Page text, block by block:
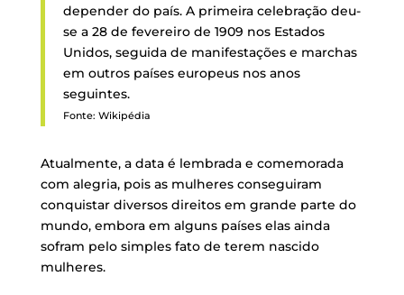
depender do país. A primeira celebração deu-
se a 28 de fevereiro de 1909 nos Estados
Unidos, seguida de manifestações e marchas
em outros países europeus nos anos
seguintes.
Fonte: Wikipédia
Atualmente, a data é lembrada e comemorada
com alegria, pois as mulheres conseguiram
conquistar diversos direitos em grande parte do
mundo, embora em alguns países elas ainda
sofram pelo simples fato de terem nascido
mulheres.